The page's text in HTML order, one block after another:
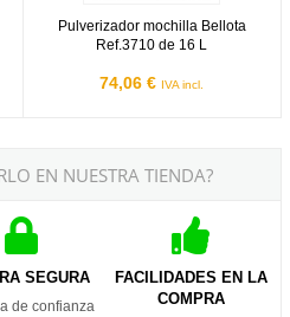
Pulverizador mochilla Bellota
Ref.3710 de 16 L
74,06 € IVA incl.
EN NUESTRA TIENDA?
SEGURA
de confianza
FACILIDADES EN LA
COMPRA